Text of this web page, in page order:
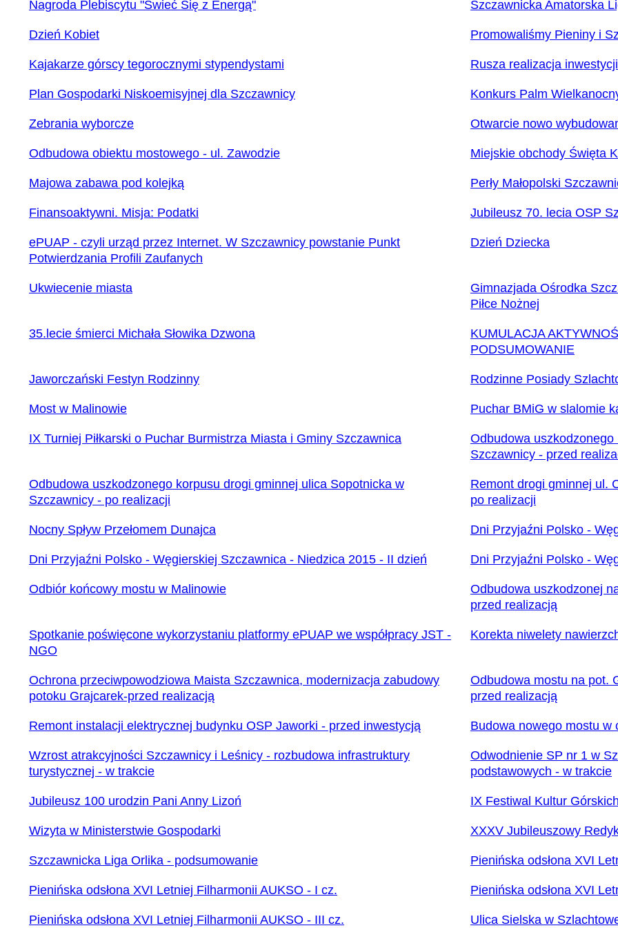
Nagroda Plebiscytu "Świeć Się z Energą" Szczawnicka Amatorska
Dzień Kobiet Promowaliśmy Pieniny i
Kajakarze górscy tegorocznymi stypendystami Rusza realizacja
Plan Gospodarki Niskoemisyjnej dla Szczawnicy Konkurs Palm
Zebrania wyborcze Otwarcie nowo
Odbudowa obiektu mostowego - ul. Zawodzie Miejskie obchody Święta
Majowa zabawa pod kolejką Perły Małopolski
Finansoaktywni. Misja: Podatki Jubileusz 70. lecia OSP
ePUAP - czyli urząd przez Internet. W Szczawnicy powstanie Punkt
Potwierdzania Profili Zaufanych
Dzień Dziecka
Ukwiecenie miasta
Gimnazjada Ośrodka
Piłce Nożnej
35.lecie śmierci Michała Słowika Dzwona
KUMULACJA
PODSUMOWANIE
Jaworczański Festyn Rodzinny Rodzinne Posiady
Most w Malinowie Puchar BMiG w slalomie
IX Turniej Piłkarski o Puchar Burmistrza Miasta i Gminy Szczawnica
Odbudowa
Szczawnicy - przed
Odbudowa uszkodzonego korpusu drogi gminnej ulica Sopotnicka w
Szczawnicy - po realizacji
Remont drogi gminnej ul.
po realizacji
Nocny Spływ Przełomem Dunajca Dni Przyjaźni Polsko -
Dni Przyjaźni Polsko - Węgierskiej Szczawnica - Niedzica 2015 - II dzień Dni Przyjaźni Polsko -
Odbiór końcowy mostu w Malinowie
Odbudowa uszkodzonej
przed realizacją
Spotkanie poświęcone wykorzystaniu platformy ePUAP we współpracy JST -
NGO
Korekta niwelety
Ochrona przeciwpowodziowa Maista Szczawnica, modernizacja zabudowy
potoku Grajcarek-przed realizacją
Odbudowa mostu na pot.
przed realizacją
Remont instalacji elektrycznej budynku OSP Jaworki - przed inwestycją Budowa nowego mostu w
Wzrost atrakcyjności Szczawnicy i Leśnicy - rozbudowa infrastruktury
turystycznej - w trakcie
Odwodnienie SP nr 1 w
podstawowych - w trakcie
Jubileusz 100 urodzin Pani Anny Lizoń IX Festiwal Kultur
Wizyta w Ministerstwie Gospodarki XXXV Jubileuszowy
Szczawnicka Liga Orlika - podsumowanie Pienińska odsłona XVI
Pienińska odsłona XVI Letniej Filharmonii AUKSO - I cz. Pienińska odsłona XVI
Pienińska odsłona XVI Letniej Filharmonii AUKSO - III cz. Ulica Sielska w